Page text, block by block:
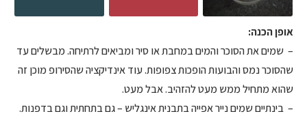
אופן הכנה:
– שמים את הסוכר והמים במחבת או סיר ומביאים לרתיחה. מבשלים עד
שהסוכר נמס והבועות הופכות צפופות. עוד אינדיקציה שהסירופ מוכן זה
שהוא מתחיל ממש מעט להזהיב. אבל מעט.
– בינתיים שמים נייר אפייה בתבנית אינגליש – גם בתחתית וגם בדפנות.